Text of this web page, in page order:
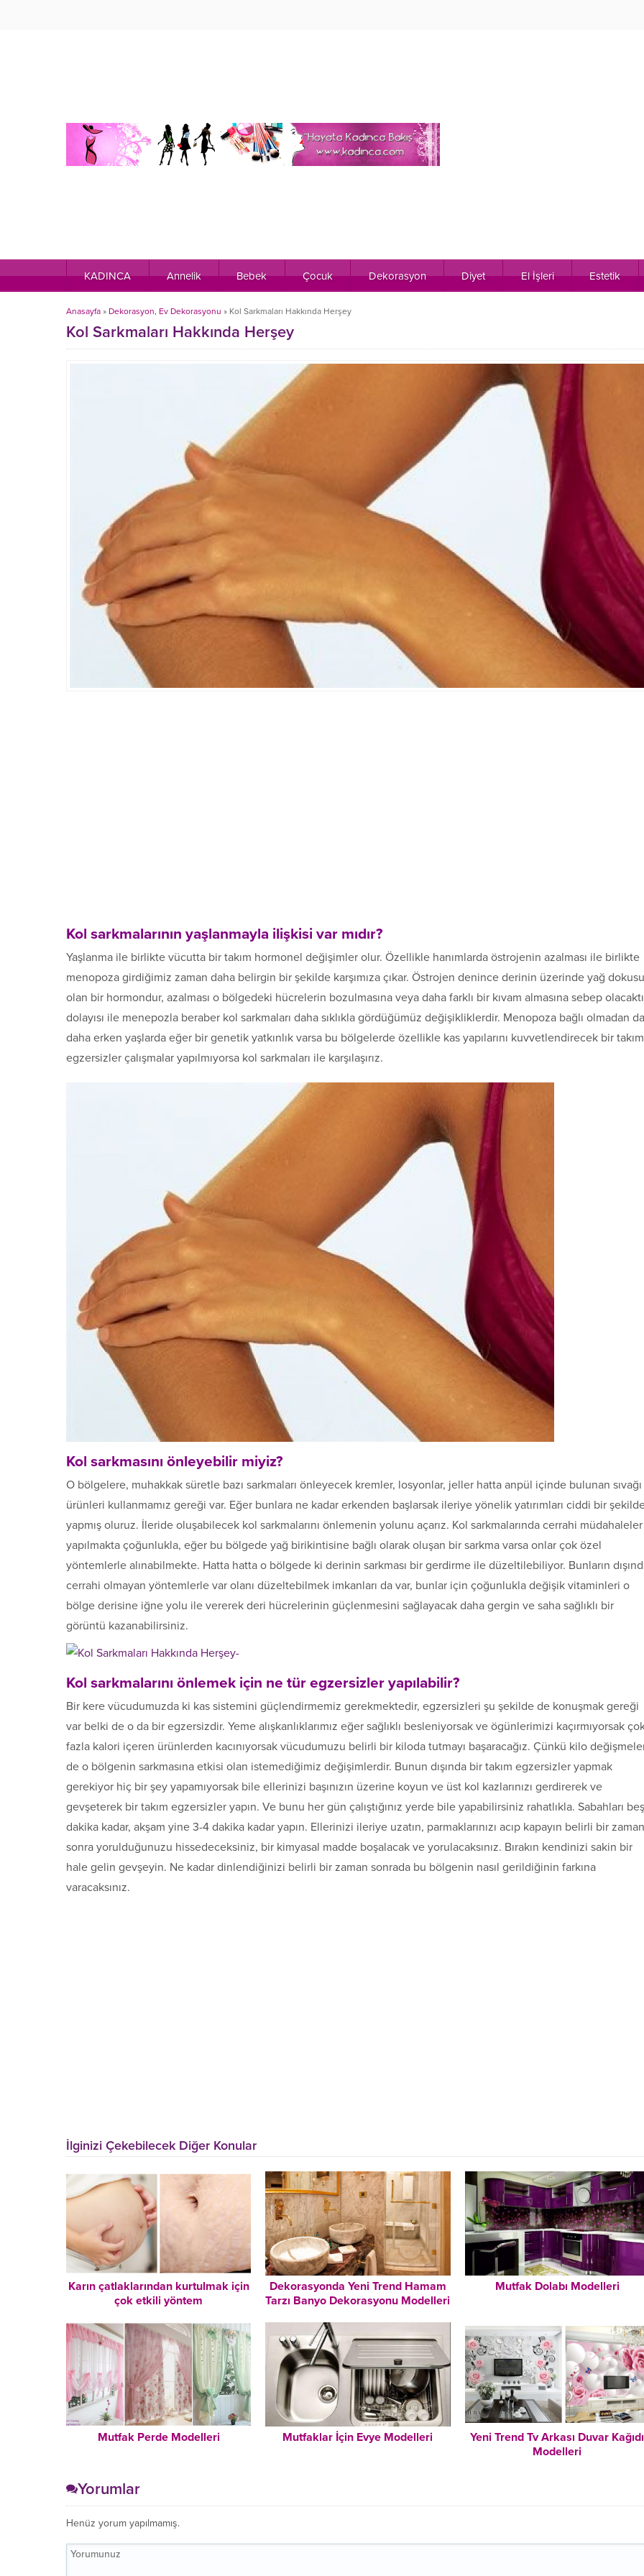
KADINCA Annelik Bebek Çocuk Dekorasyon Diyet El İşleri Estetik
Anasayfa » Dekorasyon, Ev Dekorasyonu » Kol Sarkmaları Hakkında Herşey
Kol Sarkmaları Hakkında Herşey
Kol sarkmalarının yaşlanmayla ilişkisi var mıdır?
Yaşlanma ile birlikte vücutta bir takım hormonel değişimler olur. Özellikle hanımlarda östrojenin azalması ile birlikte
menopoza girdiğimiz zaman daha belirgin bir şekilde karşımıza çıkar. Östrojen denince derinin üzerinde yağ dokusu
olan bir hormondur, azalması o bölgedeki hücrelerin bozulmasına veya daha farklı bir kıvam almasına sebep
dolayısı ile menepozla beraber kol sarkmaları daha sıklıkla gördüğümüz değişikliklerdir. Menopoza bağlı olmadan da
daha erken yaşlarda eğer bir genetik yatkınlık varsa bu bölgelerde özellikle kas yapılarını kuvvetlendirecek bir takım
egzersizler çalışmalar yapılmıyorsa kol sarkmaları ile karşılaşırız.
Kol sarkmasını önleyebilir miyiz?
O bölgelere, muhakkak süretle bazı sarkmaları önleyecek kremler, losyonlar, jeller hatta anpül içinde bulunan sıvağı
ürünleri kullanmamız gereği var. Eğer bunlara ne kadar erkenden başlarsak ileriye yönelik yatırımları ciddi bir
yapmış oluruz. İleride oluşabilecek kol sarkmalarını önlemenin yolunu açarız. Kol sarkmalarında cerrahi müdahaleler
yapılmakta çoğunlukla, eğer bu bölgede yağ birikintisine bağlı olarak oluşan bir sarkma varsa onlar çok özel
yöntemlerle alınabilmekte. Hatta hatta o bölgede ki derinin sarkması bir gerdirme ile düzeltilebiliyor. Bunların
cerrahi olmayan yöntemlerle var olanı düzeltebilmek imkanları da var, bunlar için çoğunlukla değişik vitaminleri o
bölge derisine iğne yolu ile vererek deri hücrelerinin güçlenmesini sağlayacak daha gergin ve saha sağlıklı bir
görüntü kazanabilirsiniz.
Kol sarkmalarını önlemek için ne tür egzersizler yapılabilir?
Bir kere vücudumuzda ki kas sistemini güçlendirmemiz gerekmektedir, egzersizleri şu şekilde de konuşmak gereği
var belki de o da bir egzersizdir. Yeme alışkanlıklarımız eğer sağlıklı besleniyorsak ve ögünlerimizi kaçırmıyorsak
fazla kalori içeren ürünlerden kacınıyorsak vücudumuzu belirli bir kiloda tutmayı başaracağız. Çünkü kilo
de o bölgenin sarkmasına etkisi olan istemediğimiz değişimlerdir. Bunun dışında bir takım egzersizler yapmak
gerekiyor hiç bir şey yapamıyorsak bile ellerinizi başınızın üzerine koyun ve üst kol kazlarınızı gerdirerek ve
gevşeterek bir takım egzersizler yapın. Ve bunu her gün çalıştığınız yerde bile yapabilirsiniz rahatlıkla. Sabahları beş
dakika kadar, akşam yine 3-4 dakika kadar yapın. Ellerinizi ileriye uzatın, parmaklarınızı acıp kapayın belirli bir zaman
sonra yorulduğunuzu hissedeceksiniz, bir kimyasal madde boşalacak ve yorulacaksınız. Bırakın kendinizi sakin bir
hale gelin gevşeyin. Ne kadar dinlendiğinizi belirli bir zaman sonrada bu bölgenin nasıl gerildiğinin farkına
varacaksınız.
İlginizi Çekebilecek Diğer Konular
Karın çatlaklarından kurtulmak için
çok etkili yöntem
Dekorasyonda Yeni Trend Hamam
Tarzı Banyo Dekorasyonu Modelleri
Mutfak Dolabı Modelleri
Mutfak Perde Modelleri Mutfaklar İçin Evye Modelleri
Yeni Trend Tv Arkası Duvar Kağıdı
Modelleri
Yorumlar
Henüz yorum yapılmamış.